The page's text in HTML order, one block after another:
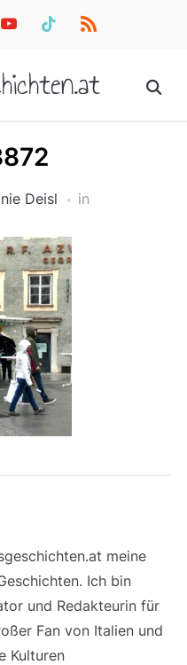
youtube tiktok rss
Deisl in
meine
Ich bin
und Redakteurin für
Fan von Italien und
Kulturen